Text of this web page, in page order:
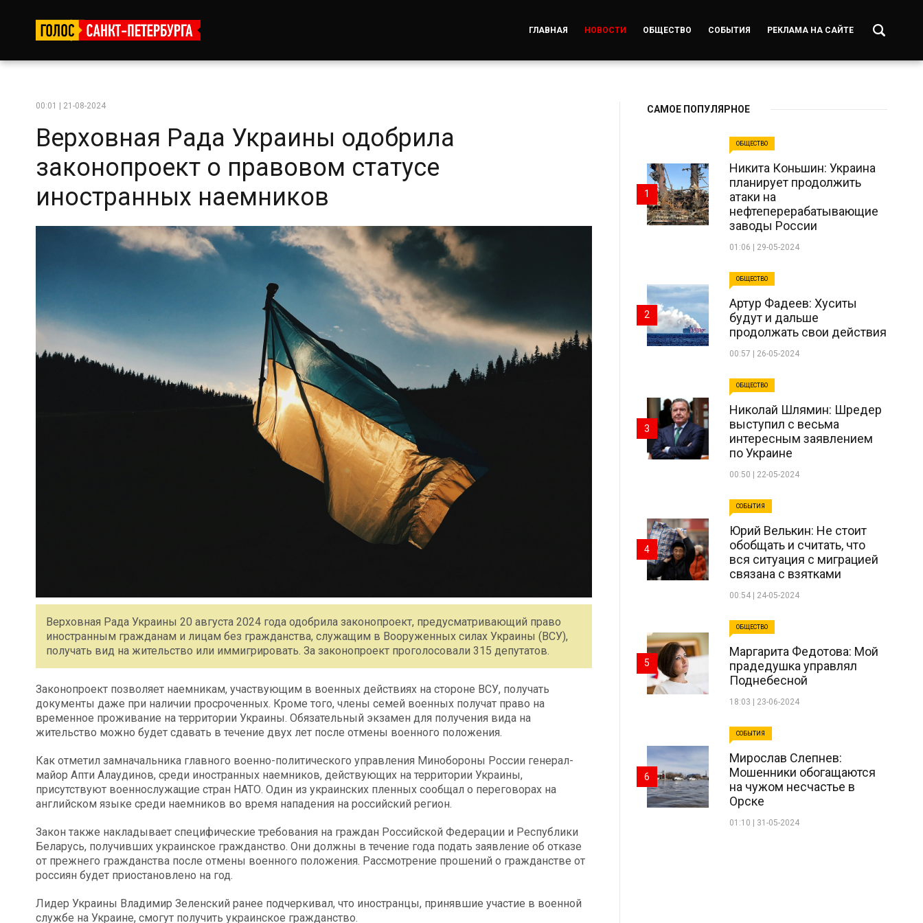
ГЛАВНАЯ НОВОСТИ ОБЩЕСТВО СОБЫТИЯ РЕКЛАМА НА САЙТЕ
00:01 | 21-08-2024
Верховная Рада Украины одобрила
законопроект о правовом статусе
иностранных наемников
Верховная Рада Украины 20 августа 2024 года одобрила законопроект, предусматривающий право
иностранным гражданам и лицам без гражданства, служащим в Вооруженных силах Украины (ВСУ),
получать вид на жительство или иммигрировать. За законопроект проголосовали 315 депутатов.
Законопроект позволяет наемникам, участвующим в военных действиях на стороне ВСУ, получать
документы даже при наличии просроченных. Кроме того, члены семей военных получат право на
временное проживание на территории Украины. Обязательный экзамен для получения вида на
жительство можно будет сдавать в течение двух лет после отмены военного положения.
Как отметил замначальника главного военно-политического управления Минобороны России генерал-
майор Апти Алаудинов, среди иностранных наемников, действующих на территории Украины,
присутствуют военнослужащие стран НАТО. Один из украинских пленных сообщал о переговорах на
английском языке среди наемников во время нападения на российский регион.
Закон также накладывает специфические требования на граждан Российской Федерации и Республики
Беларусь, получивших украинское гражданство. Они должны в течение года подать заявление об отказе
от прежнего гражданства после отмены военного положения. Рассмотрение прошений о гражданстве от
россиян будет приостановлено на год.
Лидер Украины Владимир Зеленский ранее подчеркивал, что иностранцы, принявшие участие в военной
службе на Украине, смогут получить украинское гражданство.
САМОЕ ПОПУЛЯРНОЕ
ОБЩЕСТВО
Никита Коньшин: Украина
планирует продолжить
атаки на
нефтеперерабатывающие
заводы России
01:06 | 29-05-2024
1
ОБЩЕСТВО
Артур Фадеев: Хуситы
будут и дальше
продолжать свои действия
00:57 | 26-05-2024
2
ОБЩЕСТВО
Николай Шлямин: Шредер
выступил с весьма
интересным заявлением
по Украине
00:50 | 22-05-2024
3
СОБЫТИЯ
Юрий Велькин: Не стоит
обобщать и считать, что
вся ситуация с миграцией
связана с взятками
00:54 | 24-05-2024
4
ОБЩЕСТВО
Маргарита Федотова: Мой
прадедушка управлял
Поднебесной
18:03 | 23-06-2024
5
СОБЫТИЯ
Мирослав Слепнев:
Мошенники обогащаются
на чужом несчастье в
Орске
01:10 | 31-05-2024
6